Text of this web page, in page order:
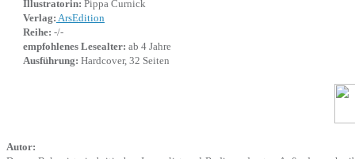
Illustratorin: Pippa Curnick
Verlag: ArsEdition
Reihe: -/-
empfohlenes Lesealter: ab 4 Jahre
Ausführung: Hardcover, 32 Seiten
Autor: